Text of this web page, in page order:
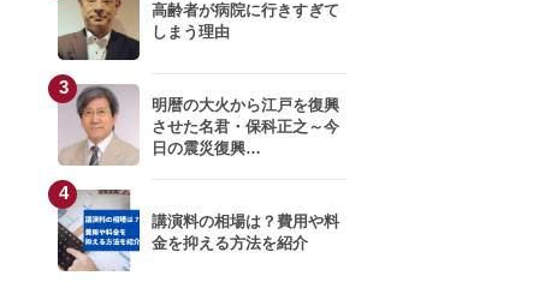
小室淑恵
岩井結美子
生井利幸
小杉俊哉
青柳教恵
高齢者が病院に行きすぎて
しまう理由
3
明暦の大火から江戸を復興
させた名君・保科正之～今
日の震災復興…
4
講演料の相場は？費用や料
金を抑える方法を紹介